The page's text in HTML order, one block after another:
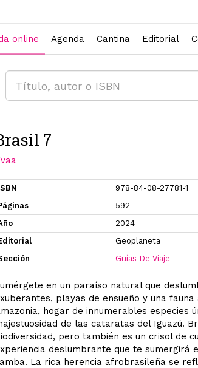
online Agenda Cantina Editorial
7
978-84-08-27781-1
592
2024
Geoplaneta
Guías De Viaje
en un paraíso natural que
playas de ensueño y una
hogar de innumerables especies
de las cataratas del Iguazú.
pero también es un crisol de
deslumbrante que te sumergirá
La rica herencia afrobrasileña se